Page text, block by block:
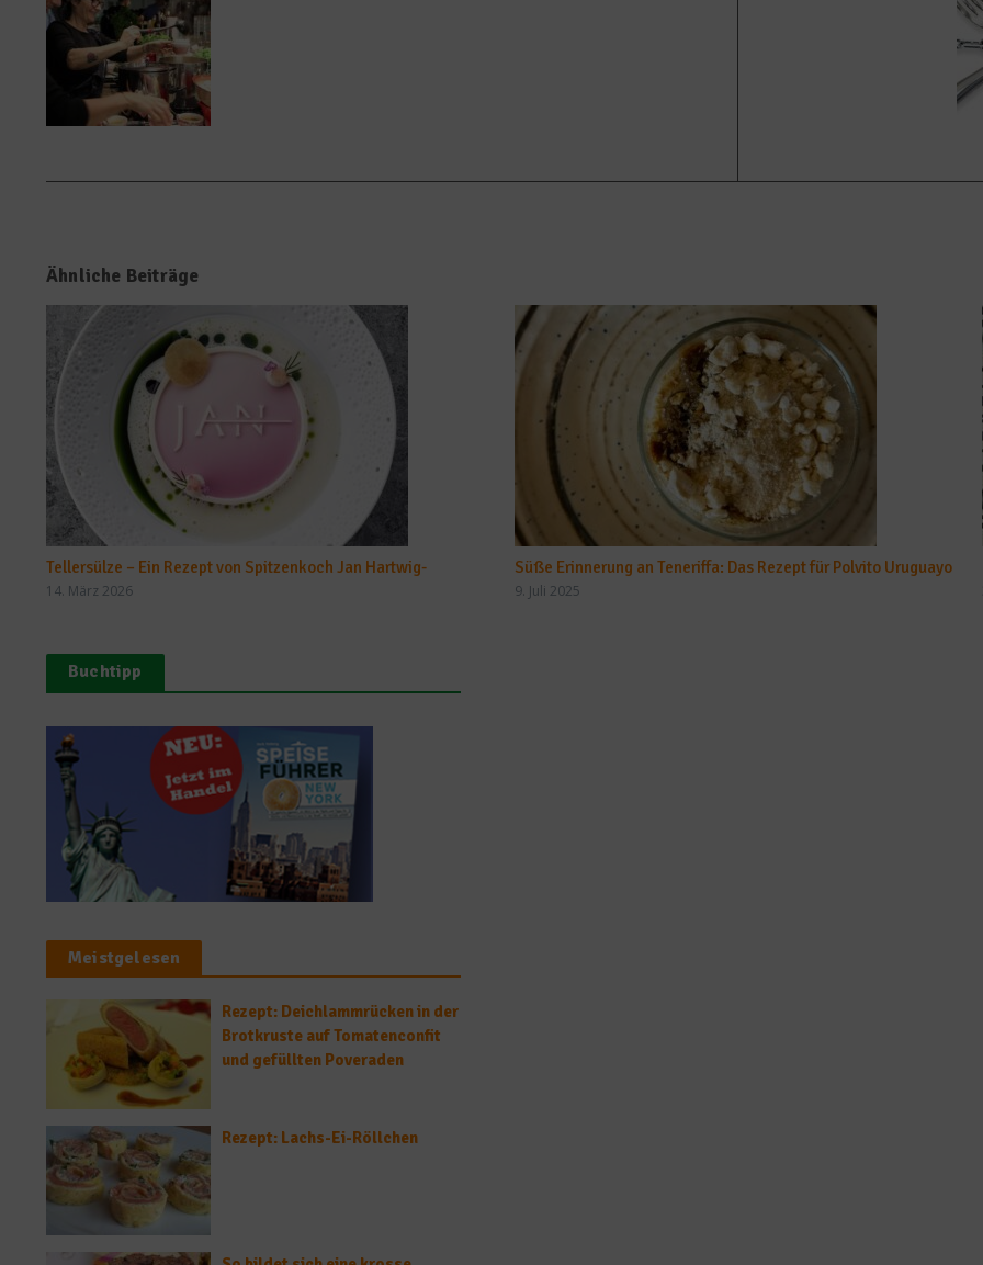
Ähnliche Beiträge
Tellersülze – Ein Rezept von Spitzenkoch Jan Hartwig-
14. März 2026
Süße Erinnerung an Teneriffa: Das Rezept für Polvito Uruguayo
9. Juli 2025
Buchtipp
Meistgelesen
Rezept: Deichlammrücken in der
Brotkruste auf Tomatenconfit
und gefüllten Poveraden
Rezept: Lachs-Ei-Röllchen